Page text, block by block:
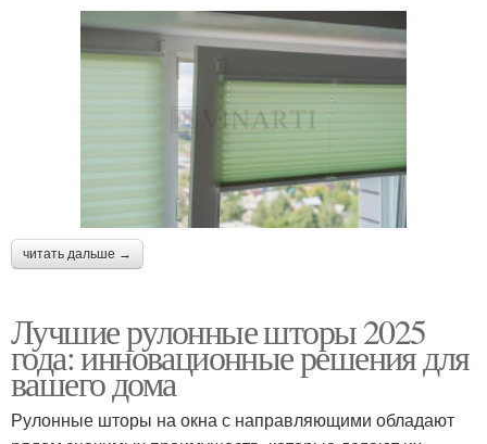
читать дальше →
Лучшие рулонные шторы 2025
года: инновационные решения для
вашего дома
Рулонные шторы на окна с направляющими обладают